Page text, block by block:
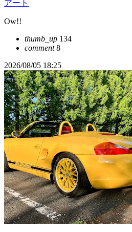
アート
Ow!!
thumb_up 134
comment8
2026/08/05 18:25